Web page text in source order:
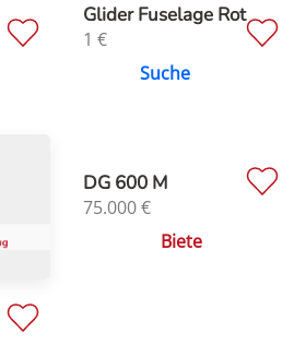
Glider Fuselage Rot
1 €
Suche
DG 600 M
75.000€
Biete